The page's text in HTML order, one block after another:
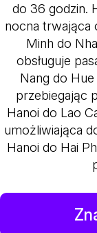
do 36 godzin.
nocna trwająca
Minh do
obsługuje
Nang do
przebiegając
Hanoi do Lao
umożliwiająca
Hanoi do Hai